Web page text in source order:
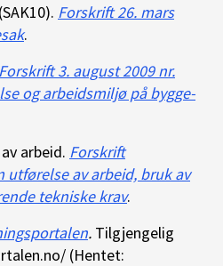
Forskrift 26. mars
.
Forskrift 3. august 2009 nr.
og arbeidsmiljø på bygge-
arbeid. Forskrift
utførelse av arbeid, bruk av
tekniske krav.
. Tilgjengelig
(Hentet: